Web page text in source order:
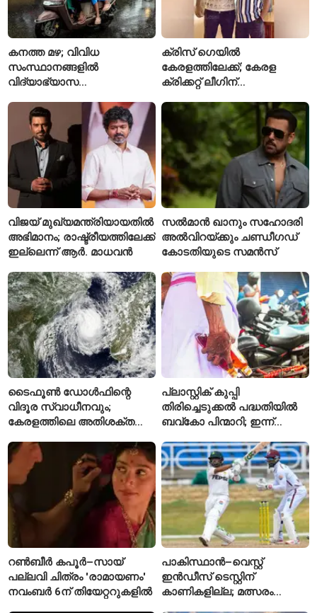
കനത്ത മഴ; വിവിധ
സംസ്ഥാനങ്ങളിൽ
വിദ്യാഭ്യാസ
പ്രഖ്യാപിച്ചു
ക്രിസ് ഗെയിൽ
കേരളത്തിലേക്ക്; കേരള
ക്രിക്കറ്റ് ലീഗിന്
താരങ്ങൾക്ക് പരിശീലനം
നൽകും
വിജയ് മുഖ്യമന്ത്രിയായതിൽ
അഭിമാനം; രാഷ്ട്രീയത്തിലേക്ക്
ഇല്ലെന്ന് ആർ. മാധവൻ
സൽമാൻ ഖാനും സഹോദരി
അൽവിറയ്ക്കും ചണ്ഡീഗഡ്
കോടതിയുടെ സമൻസ്
ടൈഫൂൺ ഡോൾഫിന്റെ
വിദൂര സ്വാധീനവും;
കേരളത്തിലെ അതിശക്ത
കാരണമായേക്കുമെന്ന്
റിപ്പോർട്ട്
പ്ലാസ്റ്റിക് കുപ്പി
തിരിച്ചെടുക്കൽ പദ്ധതിയിൽ
ബവ്കോ പിന്മാറി; ഇന്ന്
സ്വീകരിക്കില്ല
റൺബീർ കപൂർ–സായ്
പല്ലവി ചിത്രം 'രാമായണം'
നവംബർ 6ന് തിയേറ്ററുകളിൽ
പാകിസ്ഥാൻ–വെസ്റ്റ്
ഇൻഡീസ് ടെസ്റ്റിന്
കാണികളില്ല; മത്സരം